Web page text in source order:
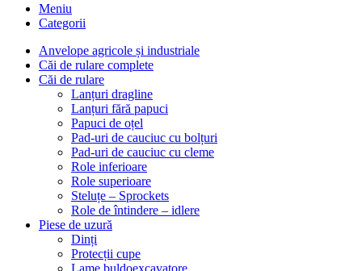
Meniu
Categorii
Anvelope agricole și industriale
Căi de rulare complete
Căi de rulare
Lanțuri dragline
Lanțuri fără papuci
Papuci de oțel
Pad-uri de cauciuc cu bolțuri
Pad-uri de cauciuc cu cleme
Role inferioare
Role superioare
Steluțe – Sprockets
Role de întindere – idlere
Piese de uzură
Dinți
Protecții cupe
Lame buldoexcavatore